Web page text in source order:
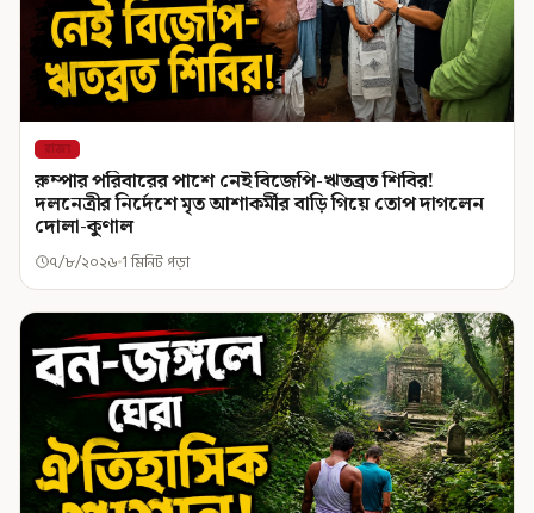
রাজ্য
রুম্পার পরিবারের পাশে নেই বিজেপি-ঋতব্রত শিবির!
দলনেত্রীর নির্দেশে মৃত আশাকর্মীর বাড়ি গিয়ে তোপ দাগলেন
দোলা-কুণাল
৭/৮/২০২৬ 1 মিনিট পড়া